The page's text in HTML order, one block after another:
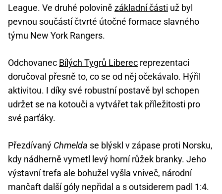
League. Ve druhé polovině základní části už byl
pevnou součástí čtvrté útočné formace slavného
týmu New York Rangers.
Odchovanec Bílých Tygrů Liberec reprezentaci
doručoval přesně to, co se od něj očekávalo. Hýřil
aktivitou. I díky své robustní postavě byl schopen
udržet se na kotouči a vytvářet tak příležitosti pro
své parťáky.
Přezdívaný Chmelda se blýskl v zápase proti Norsku,
kdy nádherně vymetl levý horní růžek branky. Jeho
výstavní trefa ale bohužel vyšla vniveč, národní
mančaft další góly nepřidal a s outsiderem padl 1:4.